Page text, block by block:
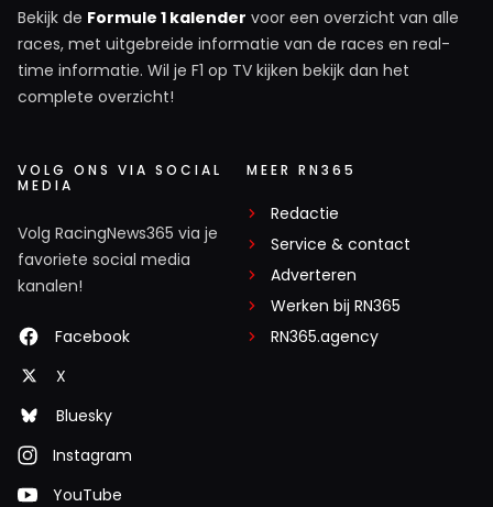
Bekijk de Formule 1 kalender voor een overzicht van alle
races, met uitgebreide informatie van de races en real-
time informatie. Wil je F1 op TV kijken bekijk dan het
complete overzicht!
VOLG ONS VIA SOCIAL
MEDIA
Volg RacingNews365 via je
favoriete social media
kanalen!
Facebook
X
Bluesky
Instagram
YouTube
MEER RN365
Redactie
Service & contact
Adverteren
Werken bij RN365
RN365.agency